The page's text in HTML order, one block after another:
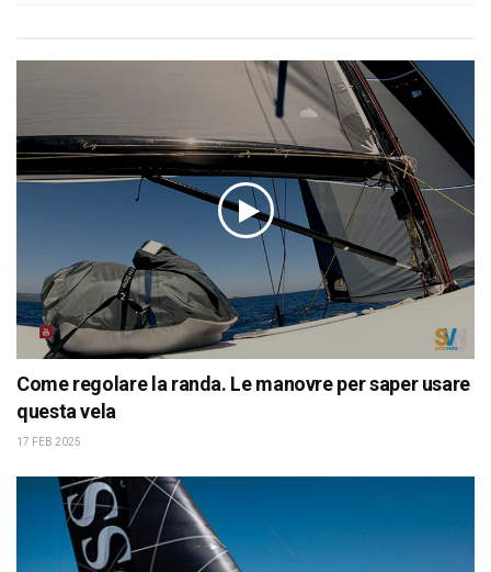
Come regolare la randa. Le manovre per saper usare
questa vela
17 FEB 2025